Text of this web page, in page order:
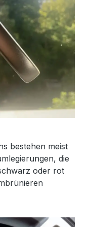
bestehen meist
die
oder rot